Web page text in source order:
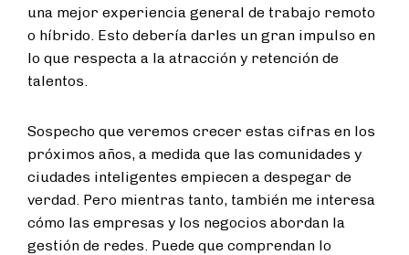
una mejor experiencia general de trabajo remoto
o híbrido. Esto debería darles un gran impulso en
lo que respecta a la atracción y retención de
talentos.
Sospecho que veremos crecer estas cifras en los
próximos años, a medida que las comunidades y
ciudades inteligentes empiecen a despegar de
verdad. Pero mientras tanto, también me interesa
cómo las empresas y los negocios abordan la
gestión de redes. Puede que comprendan lo